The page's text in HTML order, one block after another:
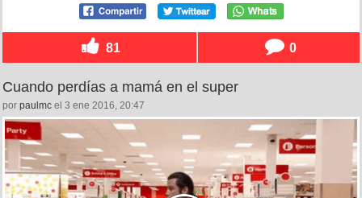
81 0
Cuando perdías a mamá en el super
por paulmc el 3 ene 2016, 20:47